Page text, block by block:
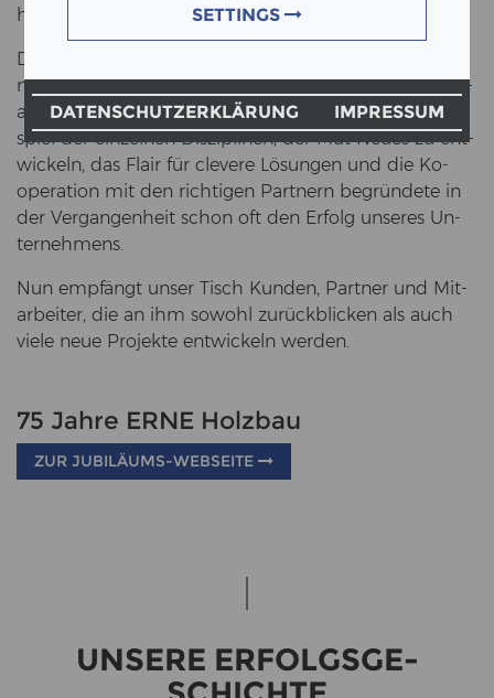
SETTINGS
DATENSCHUTZERKLÄRUNG IMPRESSUM
höchs­te Holz­hoch­haus der Schweiz bau­ten.
Die Her­stel­lung des ERNE-​Tisches ver­band tra­di­tio­
nel­les Hand­werks­ge­schick und Ge­fühl für das Ma­te­ri­
al mit mo­derns­ten Tech­no­lo­gien. Die­ses Zu­sam­men­
spiel der ein­zel­nen Dis­zi­pli­nen, der Mut Neues zu ent­
wi­ckeln, das Flair für cle­ve­re Lö­sun­gen und die Ko­
ope­ra­ti­on mit den rich­ti­gen Part­nern be­grün­de­te in
der Ver­gan­gen­heit schon oft den Er­folg un­se­res Un­
ter­neh­mens.
Nun emp­fängt unser Tisch Kun­den, Part­ner und Mit­
ar­bei­ter, die an ihm so­wohl zu­rück­bli­cken als auch
viele neue Pro­jek­te ent­wi­ckeln wer­den.
75 Jahre ERNE Holzbau
ZUR JUBILÄUMS-WEBSEITE
UN­SE­RE ER­FOLGS­GE­